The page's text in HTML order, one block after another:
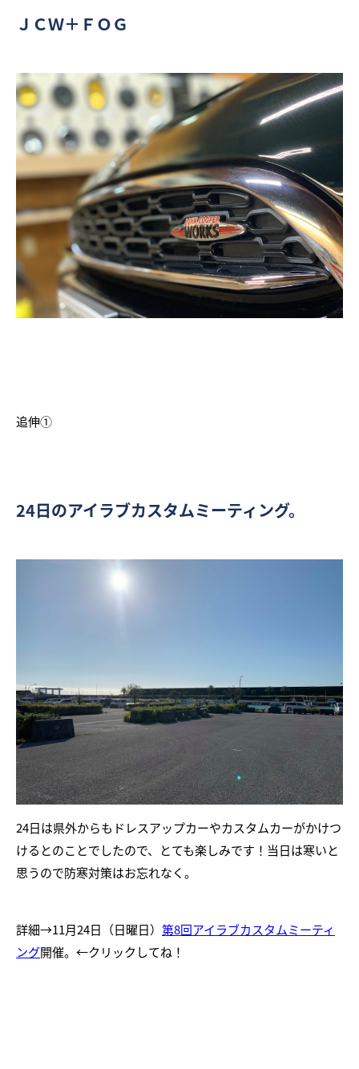
ＪＣＷ＋ＦＯＧ
追伸①
24日のアイラブカスタムミーティング。
24日は県外からもドレスアップカーやカスタムカーがかけつ
けるとのことでしたので、とても楽しみです！当日は寒いと
思うので防寒対策はお忘れなく。
詳細→11月24日（日曜日） 第8回アイラブカスタムミーティ
ング開催。←クリックしてね！